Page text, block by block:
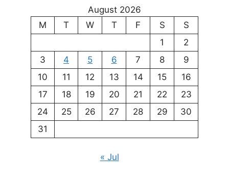
August 2026
M
T W T F S
S
1
2
3
4 5 6 7 8
9
10
11 12 13 14 15
16
17
18 19 20 21 22
23
24
25 26 27 28 29
30
31
« Jul